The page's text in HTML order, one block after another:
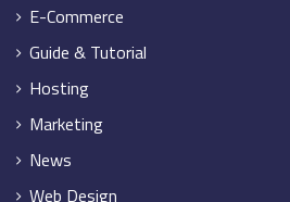
E-Commerce
Guide & Tutorial
Hosting
Marketing
News
Web Design